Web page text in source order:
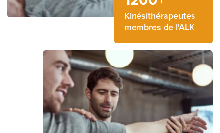
Kinésithérapeutes
membres de l'ALK